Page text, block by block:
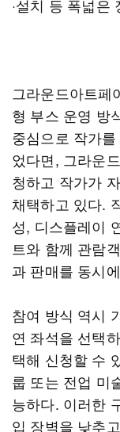
·설치 등 폭넓은
그라운드아트페
형 부스 운영 방
중심으로 작가
었다면, 그라운
청하고 작가가
채택하고 있다.
성, 디스플레이
트와 함께 관람
과 판매를 동시
참여 방식 역시
연 좌석을 선택
택해 신청할 수
룹 또는 전업 미
능하다. 이러한
입 장벽을 낮추